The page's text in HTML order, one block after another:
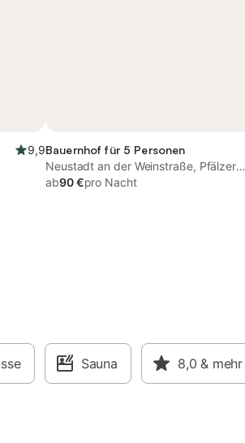
9,9Bauernhof für 5 Personen
Neustadt an der Weinstraße, Pfälzer
Rheinebene
ab90 €pro Nacht
Sauna 8,0 & mehr